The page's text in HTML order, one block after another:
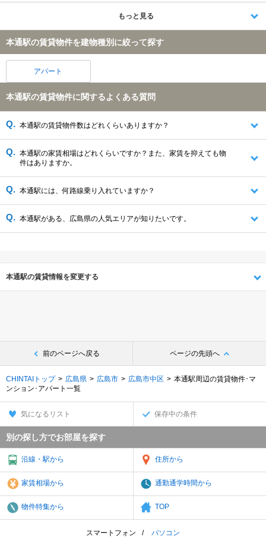
もっと見る
本通駅の賃貸物件を建物種別に絞って探す
アパート
本通駅の賃貸物件に関するよくある質問
本通駅の賃貸物件数はどれくらいありますか？
本通駅の家賃相場はどれくらいですか？また、家賃を抑えても物
件はありますか。
本通駅には、何路線乗り入れていますか？
本通駅がある、広島県の人気エリアが知りたいです。
本通駅の賃貸情報を変更する
前のページへ戻る ページの先頭へ
CHINTAIトップ 広島県 広島市 広島市中区
本通駅周辺の賃貸物件･マ
ンション･アパート一覧
気になるリスト 保存中の条件
別の探し方でお部屋を探す
沿線・駅から 住所から
家賃相場から 通勤通学時間から
物件特集から TOP
スマートフォン パソコン